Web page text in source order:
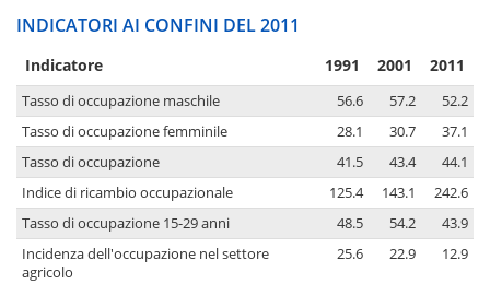
INDICATORI AI CONFINI DEL 2011
Indicatore 1991 2001 2011
Tasso di occupazione maschile 56.6 57.2
52.2
Tasso di occupazione femminile
28.1 30.7
37.1
Tasso di occupazione
41.5 43.4
44.1
Indice di ricambio occupazionale
125.4 143.1
242.6
Tasso di occupazione 15-29 anni
48.5 54.2
43.9
Incidenza dell'occupazione nel settore
agricolo
25.6 22.9 12.9